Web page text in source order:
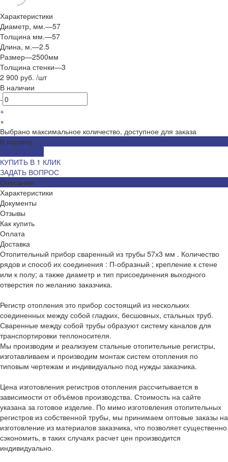
Характеристики
Диаметр, мм.—57
Толщина мм.—57
Длина, м.—2.5
Размер—2500мм
Толщина стенки—3
2 900 руб. /шт
В наличии
-
+
×
Выбрано максимальное количество, доступное для заказа
В корзину
КУПИТЬ В 1 КЛИК
ЗАДАТЬ ВОПРОС
Описание
Характеристики
Документы
Отзывы
Как купить
Оплата
Доставка
Отопительный прибор сваренный из трубы 57х3 мм . Количество
рядов и способ их соединения : П-образный ; крепление к стене
или к полу; а также диаметр и тип присоединения выходного
отверстия по желанию заказчика.
Регистр отопления это прибор состоящий из нескольких
соединенных между собой гладких, бесшовных, стальных труб.
Сваренные между собой трубы образуют систему каналов для
транспортировки теплоносителя.
Мы производим и реализуем стальные отопительные регистры,
изготавливаем и производим монтаж систем отопления по
типовым чертежам и индивидуально под нужды заказчика.
Цена изготовления регистров отопления рассчитывается в
зависимости от объёмов производства. Стоимость на сайте
указана за готовое изделие. По мимо изготовления отопительных
регистров из собственной трубы, мы принимаем оптовые заказы на
изготовление из материалов заказчика, что позволяет существенно
сэкономить, в таких случаях расчет цен производится
индивидуально.